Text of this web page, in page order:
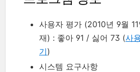
사용자 평가 (2010년 9월
재) : 좋아 91 / 싫어 73 (사
기)
시스템 요구사항